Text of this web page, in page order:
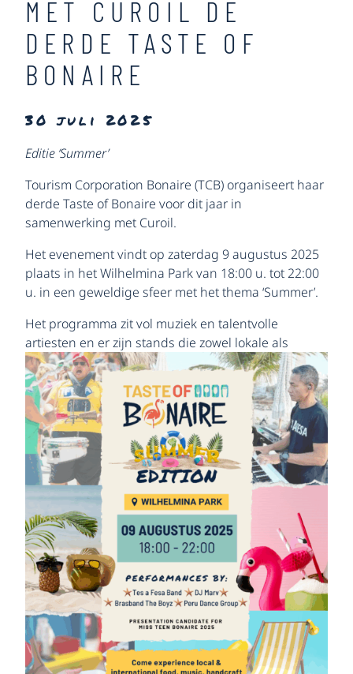
MET CUROIL DE
DERDE TASTE OF
BONAIRE
30 juli 2025
Editie ‘Summer’
Tourism Corporation Bonaire (TCB) organiseert haar
derde Taste of Bonaire voor dit jaar in
samenwerking met Curoil.
Het evenement vindt op zaterdag 9 augustus 2025
plaats in het Wilhelmina Park van 18:00 u. tot 22:00
u. in een geweldige sfeer met het thema ‘Summer’.
Het programma zit vol muziek en talentvolle
artiesten en er zijn stands die zowel lokale als